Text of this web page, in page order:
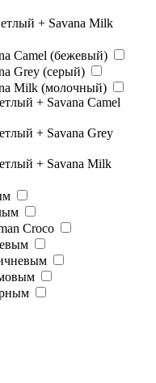
+ Savana Milk
Camel (бежевый)
Grey (серый)
Milk (молочный)
+ Savana Camel
+ Savana Grey
+ Savana Milk
Croco